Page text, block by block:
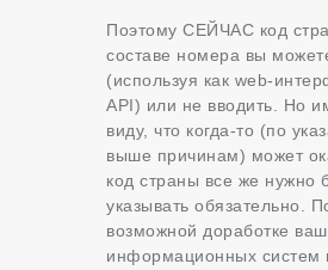
Поэтому СЕЙЧАС код
составе номера вы
(используя как web-
API) или не вводить. Но
виду, что когда-то (по
выше причинам) может
код страны все же нужно
указывать обязательно.
возможной доработке
информационных систем